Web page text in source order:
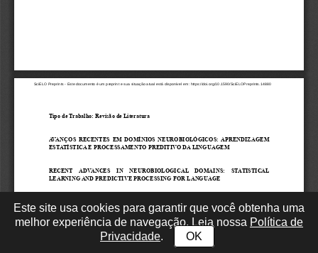
Este site usa cookies para garantir que você obtenha uma
melhor experiência de navegação. Leia nossa Política de
Privacidade. OK